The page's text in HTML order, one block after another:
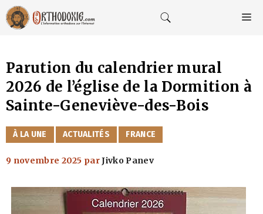
Aller
au
contenu
Parution du calendrier mural
2026 de l’église de la Dormition à
Sainte-Geneviève-des-Bois
CATÉGORIES
À LA UNE ACTUALITÉS FRANCE
9 novembre 2025 parJivko Panev